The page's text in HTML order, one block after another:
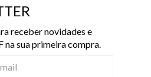
receber novidades e
na sua primeira compra.